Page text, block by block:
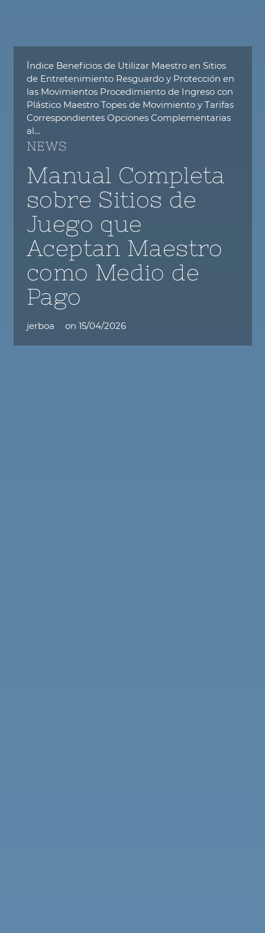
Índice Beneficios de Utilizar Maestro en Sitios
de Entretenimiento Resguardo y Protección en
las Movimientos Procedimiento de Ingreso con
Plástico Maestro Topes de Movimiento y Tarifas
Correspondientes Opciones Complementarias
al…
NEWS
Manual Completa
sobre Sitios de
Juego que
Aceptan Maestro
como Medio de
Pago
jerboa on 15/04/2026